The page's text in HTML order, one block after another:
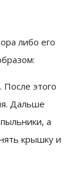
либо его
После этого
Дальше
а
крышку и